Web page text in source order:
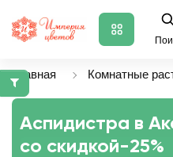
Главная Комнатные
Аспидистра в
со скидкой-25%